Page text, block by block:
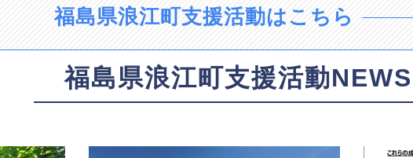
福島県浪江町支援活動はこちら
福島県浪江町支援活動NEWS